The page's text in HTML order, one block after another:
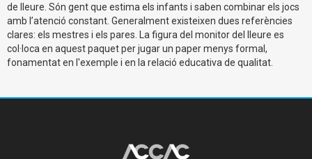
de lleure. Són gent que estima els infants i saben combinar els jocs
amb l’atenció constant. Generalment existeixen dues referències
clares: els mestres i els pares. La figura del monitor del lleure es
col·loca en aquest paquet per jugar un paper menys formal,
fonamentat en l'exemple i en la relació educativa de qualitat.